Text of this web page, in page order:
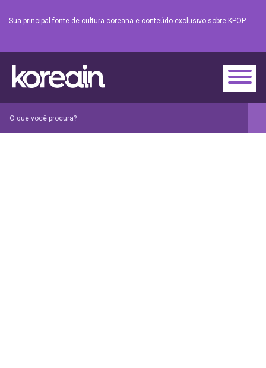
Sua principal fonte de cultura coreana e conteúdo exclusivo sobre KPOP.